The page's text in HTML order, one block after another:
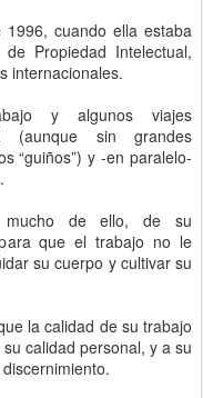
cuando ella estaba
Propiedad Intelectual,
internacionales.
y algunos viajes
(aunque sin grandes
“guiños”) y -en paralelo-
mucho de ello, de su
que el trabajo no le
su cuerpo y cultivar su
la calidad de su trabajo
calidad personal, y a su